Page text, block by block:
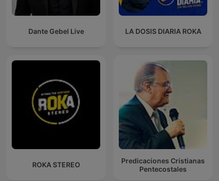
Dante Gebel Live LA DOSIS DIARIA ROKA
ROKA STEREO
Predicaciones Cristianas
Pentecostales